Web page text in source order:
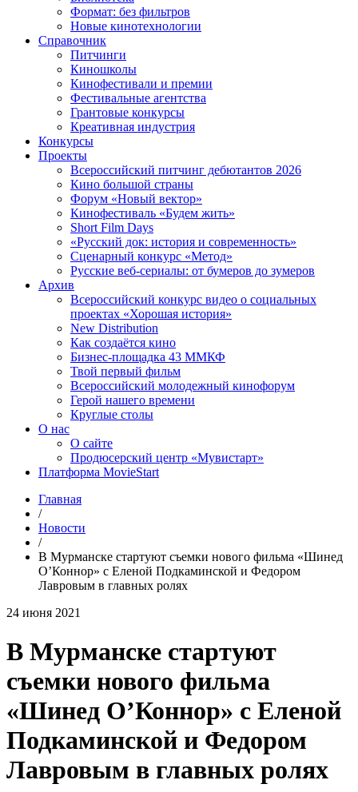
Формат: без фильтров
Новые кинотехнологии
Справочник
Питчинги
Киношколы
Кинофестивали и премии
Фестивальные агентства
Грантовые конкурсы
Креативная индустрия
Конкурсы
Проекты
Всероссийский питчинг дебютантов 2026
Кино большой страны
Форум «Новый вектор»
Кинофестиваль «Будем жить»
Short Film Days
«Русский док: история и современность»
Сценарный конкурс «Метод»
Русские веб-сериалы: от бумеров до зумеров
Архив
Всероссийский конкурс видео о социальных
проектах «Хорошая история»
New Distribution
Как создаётся кино
Бизнес-площадка 43 ММКФ
Твой первый фильм
Всероссийский молодежный кинофорум
Герой нашего времени
Круглые столы
О нас
О сайте
Продюсерский центр «Мувистарт»
Платформа MovieStart
Главная
/
Новости
/
В Мурманске стартуют съемки нового фильма «Шинед
О’Коннор» с Еленой Подкаминской и Федором
Лавровым в главных ролях
24 июня 2021
В Мурманске стартуют
съемки нового фильма
«Шинед О’Коннор» с Еленой
Подкаминской и Федором
Лавровым в главных ролях